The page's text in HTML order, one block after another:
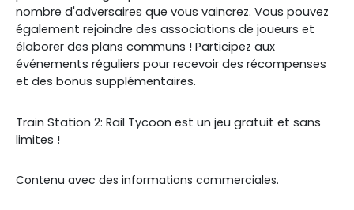
nombre d'adversaires que vous vaincrez. Vous pouvez
également rejoindre des associations de joueurs et
élaborer des plans communs ! Participez aux
événements réguliers pour recevoir des récompenses
et des bonus supplémentaires.
Train Station 2: Rail Tycoon est un jeu gratuit et sans
limites !
Contenu avec des informations commerciales.